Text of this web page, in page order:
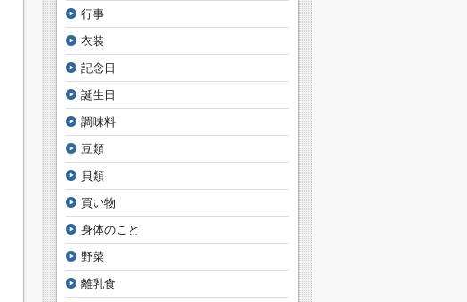
行事
衣装
記念日
誕生日
調味料
豆類
貝類
買い物
身体のこと
野菜
離乳食